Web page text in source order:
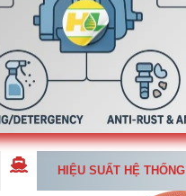
HIỆU SUẤT HỆ THỐNG